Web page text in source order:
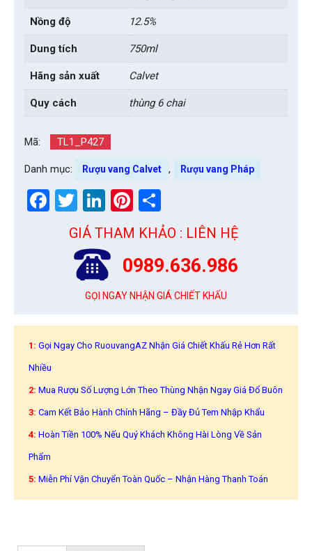
Nồng độ 12.5%
Dung tích 750ml
Hãng sản xuất Calvet
Quy cách thùng 6 chai
Mã: TL1_P427
Danh mục: Rượu vang Calvet , Rượu vang Pháp
Facebook
Twitter
LinkedIn
Pinterest
GIÁ THAM KHẢO : LIÊN HỆ
0989.636.986
GỌI NGAY NHẬN GIÁ CHIẾT KHẤU
1: Gọi Ngay Cho RuouvangAZ Nhận Giá Chiết Khấu Rẻ Hơn Rất
Nhiều
2: Mua Rượu Số Lượng Lớn Theo Thùng Nhận Ngay Giá Đổ Buôn
3: Cam Kết Bảo Hành Chính Hãng – Đầy Đủ Tem Nhập Khẩu
4: Hoàn Tiền 100% Nếu Quý Khách Không Hài Lòng Về Sản
Phẩm
5: Miễn Phí Vận Chuyển Toàn Quốc – Nhận Hàng Thanh Toán